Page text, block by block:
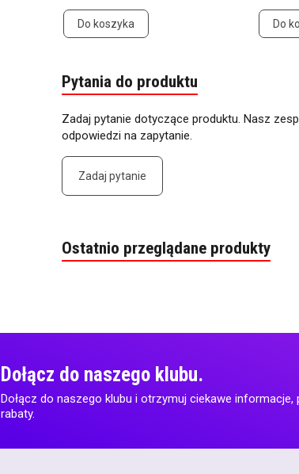
Do koszyka Do
Pytania do produktu
Zadaj pytanie dotyczące produktu. Nasz
odpowiedzi na zapytanie.
Zadaj pytanie
Ostatnio przeglądane produkty
Dołącz do naszego klubu.
Dołącz do naszego klubu i otrzymuj ciekawe informacje,
rabaty.